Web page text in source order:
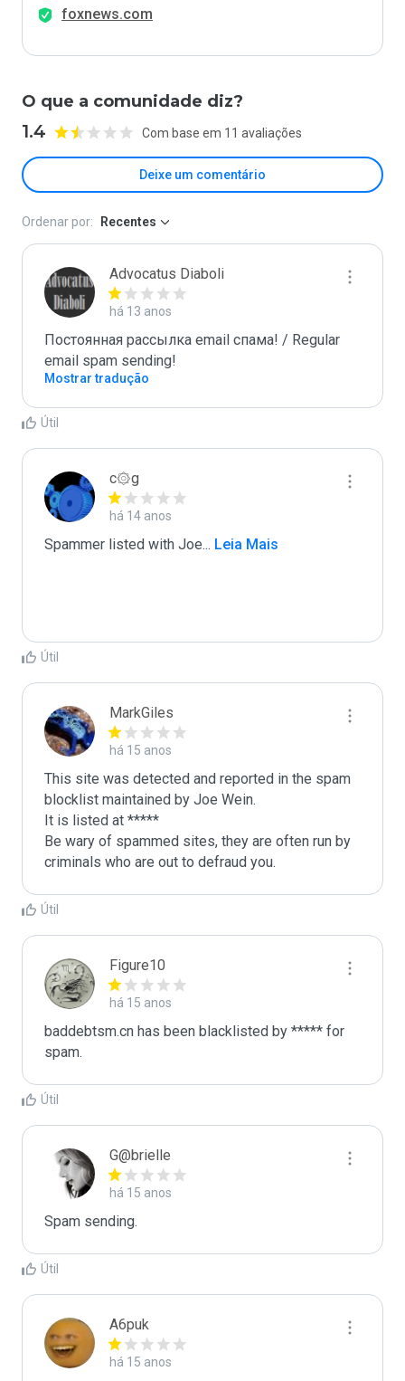
foxnews.com
O que a comunidade diz?
1.4 Com base em 11 avaliações
Deixe um comentário
Ordenar por: Recentes
Advocatus Diaboli
há 13 anos
Постоянная рассылка email спама! / Regular
email spam sending!
Mostrar tradução
Útil
c۞g
há 14 anos
Spammer listed with Joe... Leia Mais
Útil
MarkGiles
há 15 anos
This site was detected and reported in the spam
blocklist maintained by Joe Wein.
It is listed at *****
Be wary of spammed sites, they are often run by
criminals who are out to defraud you.
Útil
Figure10
há 15 anos
baddebtsm.cn has been blacklisted by ***** for
spam.
Útil
G@brielle
há 15 anos
Spam sending.
Útil
A6puk
há 15 anos